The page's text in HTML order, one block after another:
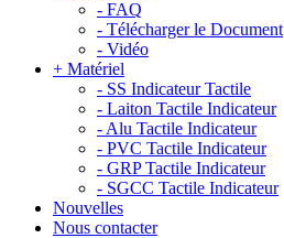
- FAQ
- Télécharger le Document
- Vidéo
+ Matériel
- SS Indicateur Tactile
- Laiton Tactile Indicateur
- Alu Tactile Indicateur
- PVC Tactile Indicateur
- GRP Tactile Indicateur
- SGCC Tactile Indicateur
Nouvelles
Nous contacter